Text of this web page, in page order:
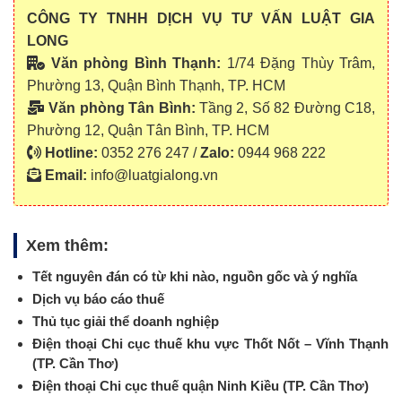
CÔNG TY TNHH DỊCH VỤ TƯ VẤN LUẬT GIA
LONG
Văn phòng Bình Thạnh: 1/74 Đặng Thùy Trâm,
Phường 13, Quận Bình Thạnh, TP. HCM
Văn phòng Tân Bình: Tầng 2, Số 82 Đường C18,
Phường 12, Quận Tân Bình, TP. HCM
Hotline: 0352 276 247 /Zalo: 0944 968 222
Email: info@luatgialong.vn
Xem thêm:
Tết nguyên đán có từ khi nào, nguồn gốc và ý nghĩa
Dịch vụ báo cáo thuế
Thủ tục giải thể doanh nghiệp
Điện thoại Chi cục thuế khu vực Thốt Nốt – Vĩnh Thạnh
(TP. Cần Thơ)
Điện thoại Chi cục thuế quận Ninh Kiều (TP. Cần Thơ)